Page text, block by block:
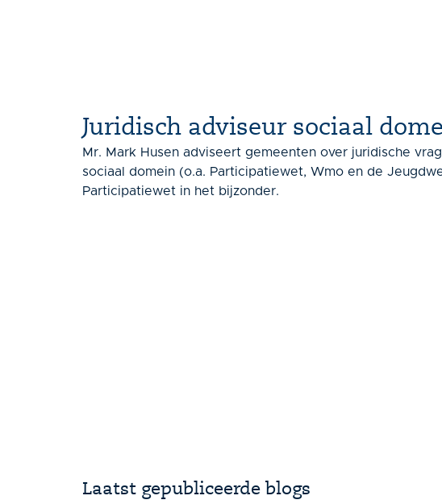
Juridisch adviseur sociaal
Mr. Mark Husen adviseert gemeenten over juridische
sociaal domein (o.a. Participatiewet, Wmo en de
Participatiewet in het bijzonder.
Laatst gepubliceerde blogs